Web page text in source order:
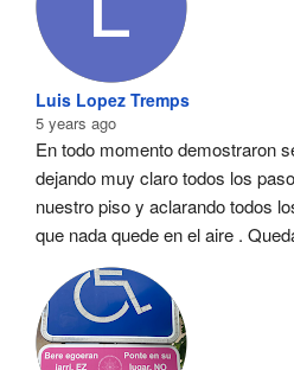
Luis Lopez Tremps
5 years ago
En todo momento demostraron
dejando muy claro todos los
nuestro piso y aclarando todos
que nada quede en el aire .